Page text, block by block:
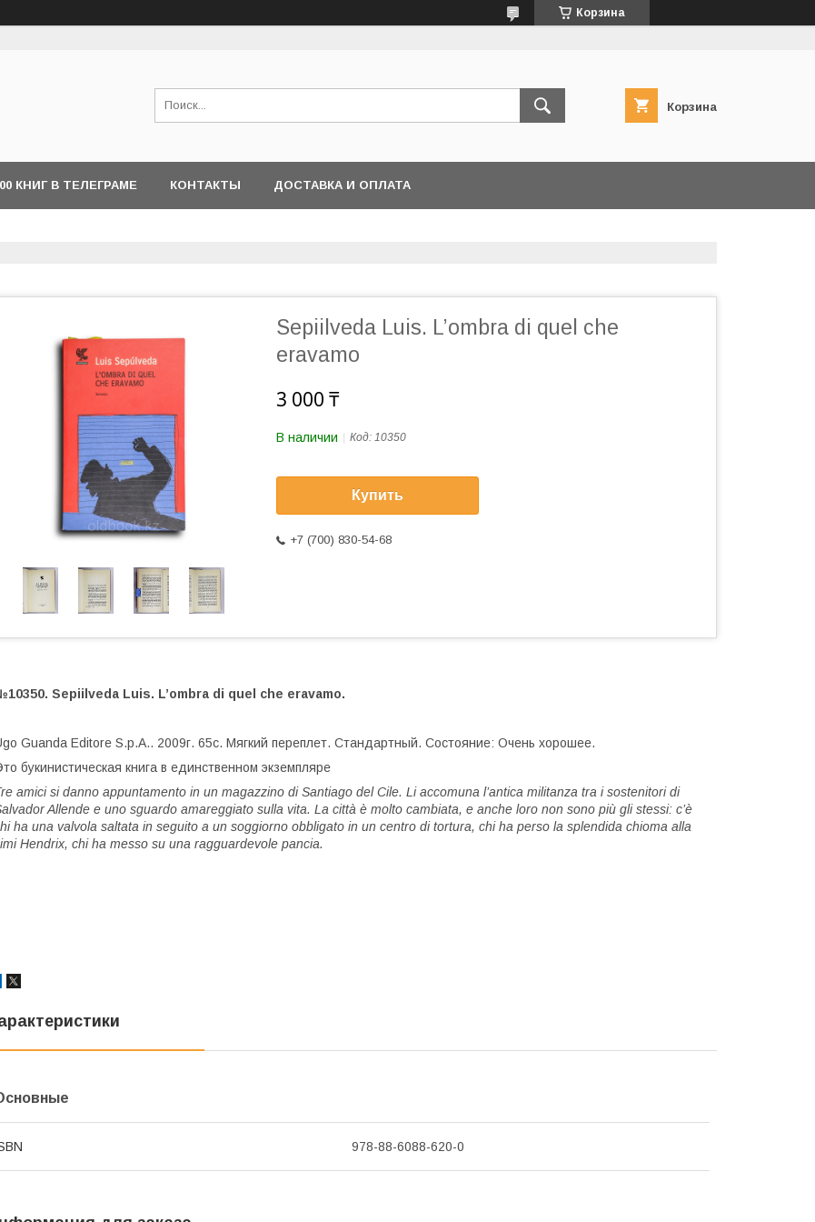
Корзина
Корзина
КНИГ В ТЕЛЕГРАМЕ КОНТАКТЫ ДОСТАВКА И ОПЛАТА
Sepiilveda Luis. L’ombra di quel che
eravamo
3 000 ₸
В наличии Код: 10350
Купить
+7 (700) 830-54-68
Sepiilveda Luis. L’ombra di quel che eravamo.
Guanda Editore S.p.A.. 2009г. 65с. Мягкий переплет. Стандартный. Состояние: Очень хорошее.
букинистическая книга в единственном экземпляре
amici si danno appuntamento in un magazzino di Santiago del Cile. Li accomuna l’antica militanza tra i sostenitori di
Allende e uno sguardo amareggiato sulla vita. La città è molto cambiata, e anche loro non sono più gli stessi: c’è
ha una valvola saltata in seguito a un soggiorno obbligato in un centro di tortura, chi ha perso la splendida chioma alla
Hendrix, chi ha messo su una ragguardevole pancia.
978-88-6088-620-0